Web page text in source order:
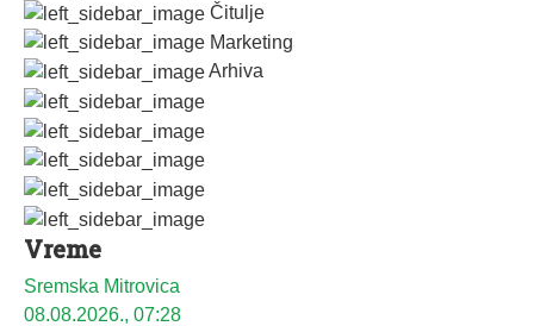
Čitulje
Marketing
Arhiva
Vreme
Sremska Mitrovica
08.08.2026., 07:28